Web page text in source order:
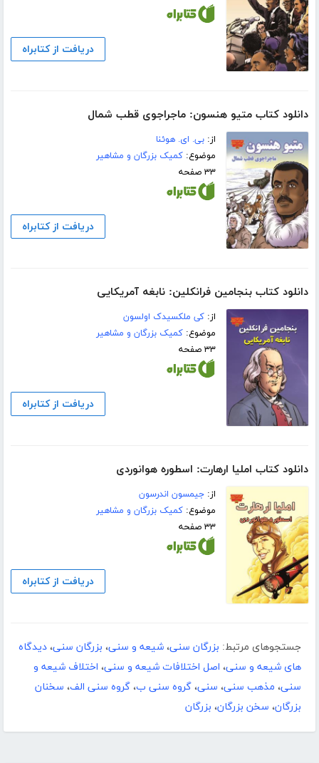
دریافت از کتابراه
دانلود کتاب متیو هنسون: ماجراجوی قطب شمال
از:بی. ای. هوئنا
موضوع:کمیک بزرگان و مشاهیر
۳۳ صفحه
دریافت از کتابراه
دانلود کتاب بنجامین فرانکلین: نابغه آمریکایی
از:کی ملکسیدک اولسون
موضوع:کمیک بزرگان و مشاهیر
۳۳ صفحه
دریافت از کتابراه
دانلود کتاب املیا ارهارت: اسطوره هوانوردی
از:جیمسون اندرسون
موضوع:کمیک بزرگان و مشاهیر
۳۳ صفحه
دریافت از کتابراه
جستجوهای مرتبط: بزرگان سنی، شیعه و سنی، بزرگان سنی، دیدگاه
های شیعه و سنی، اصل اختلافات شیعه و سنی، اختلاف شیعه و
سنی، مذهب سنی، سنی، گروه سنی ب، گروه سنی الف، سخنان
بزرگان، سخن بزرگان، بزرگان